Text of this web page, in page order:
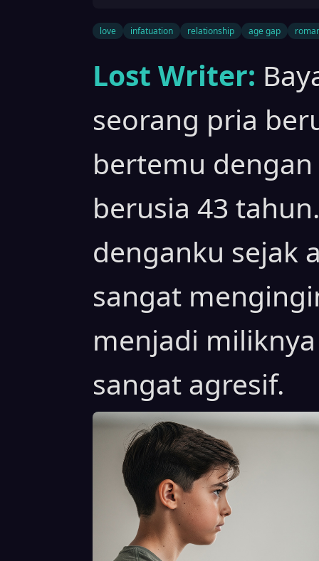
love infatuation relationship age gap
Lost Writer:
seorang pria
bertemu
berusia 43
denganku sejak
sangat
menjadi
sangat agresif.